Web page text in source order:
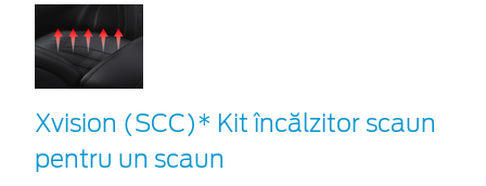
Xvision (SCC)* Kit încălzitor scaun
pentru un scaun